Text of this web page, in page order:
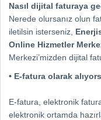
Nasıl dijital faturaya
Nerede olursanız olun
iletilsin isterseniz,
Online Hizmetler
Merkezi’mizden dijital
• E-fatura olarak
E-fatura, elektronik
elektronik ortamda